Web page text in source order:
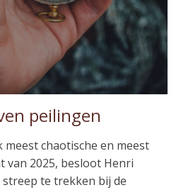
peilingen
chaotische en meest
van 2025, besloot Henri
te trekken bij de